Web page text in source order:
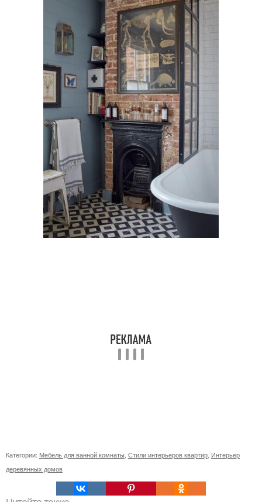
Категории: Мебель для ванной комнаты Стили интерьеров квартир Интерьер
деревянных домов